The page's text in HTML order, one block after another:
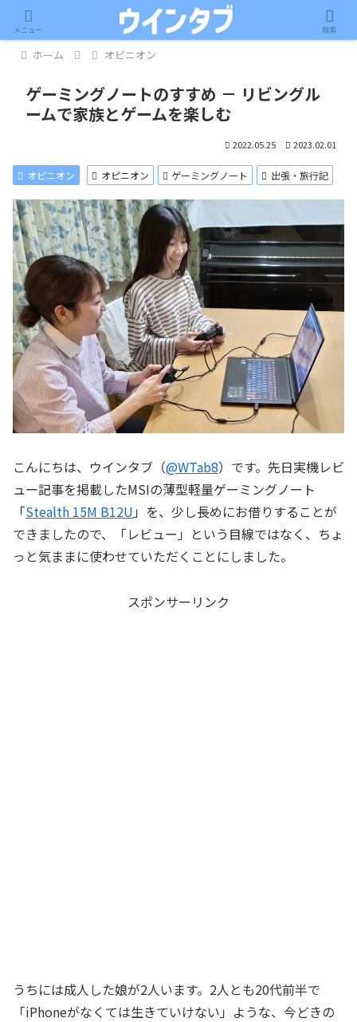
記事内に広告が含まれています。
ホーム オピニオン
ゲーミングノートのすすめ － リビングル
ームで家族とゲームを楽しむ
2022.05.25 2023.02.01
オピニオン オピニオン ゲーミングノート 出張・旅行記
こんにちは、ウインタブ（@WTab8）です。先日実機レビ
ュー記事を掲載したMSIの薄型軽量ゲーミングノート
「Stealth 15M B12U 」を、少し長めにお借りすることが
できましたので、「レビュー」という目線ではなく、ちょ
っと気ままに使わせていただくことにしました。
スポンサーリンク
うちには成人した娘が2人います。2人とも20代前半で
「iPhoneがなくては生きていけない」ような、今どきの
メニュー 検索